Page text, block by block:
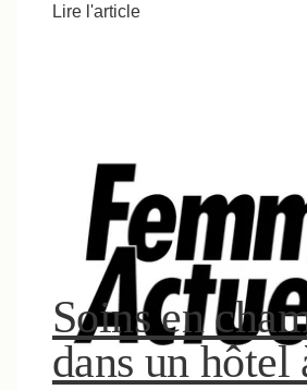
Lire l'article
Soins en
dans un hôtel